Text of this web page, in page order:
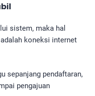
sistem, maka hal
koneksi internet
sepanjang pendaftaran,
pengajuan